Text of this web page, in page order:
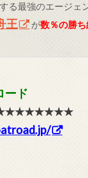
る最強のエージェ
王 が数％の勝ち
ード
★★★★★★★★★